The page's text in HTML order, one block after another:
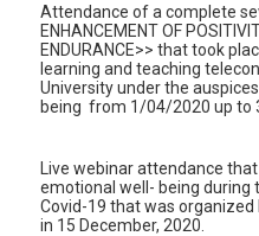
Attendance of a complete
ENHANCEMENT OF
ENDURANCE>> that took
learning and teaching
University under the
being from 1/04/2020 up to
Live webinar attendance
emotional well- being
Covid-19 that was
in 15 December, 2020.